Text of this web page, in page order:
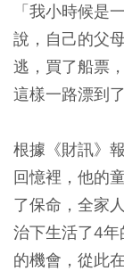
「我小時候是
說，自己的父
逃，買了船票
這樣一路漂到
根據《財訊》
回憶裡，他的
了保命，全家
治下生活了4
的機會，從此